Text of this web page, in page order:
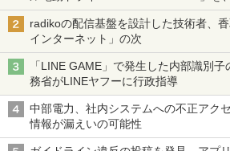
クと比較してみた 【テレワークグッズ
回】
radikoの配信基盤を設計した技術者、
インターネット」の次
「LINE GAME」で発生した内部識別
務省がLINEヤフーに行政指導
中部電力、社内システムへの不正アク
情報が漏えいの可能性